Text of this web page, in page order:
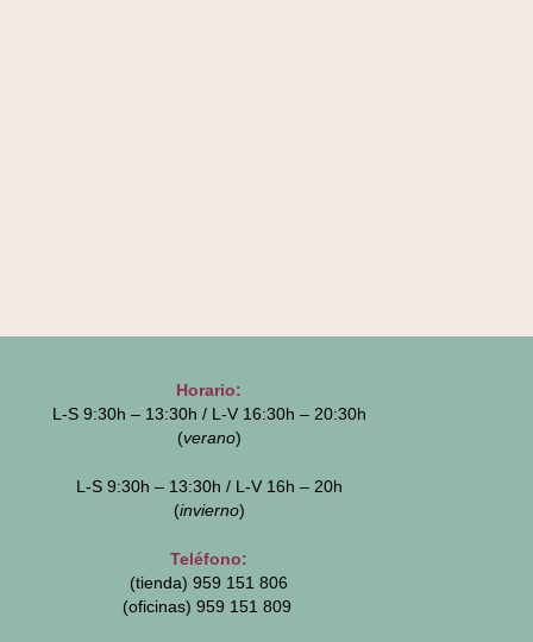
Horario:
L-S 9:30h – 13:30h / L-V 16:30h – 20:30h
(verano)
L-S 9:30h – 13:30h / L-V 16h – 20h
(invierno)
Teléfono:
(tienda) 959 151 806
(oficinas) 959 151 809